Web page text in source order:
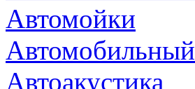
Автомойки
Автоакустика